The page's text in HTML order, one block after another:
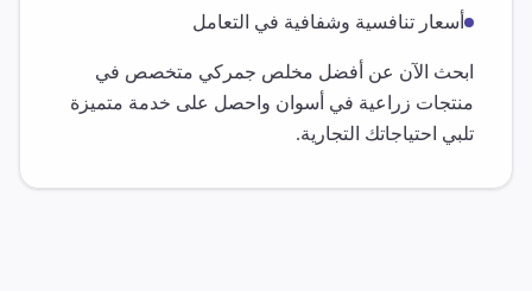
أسعار تنافسية وشفافية في التعامل
ابحث الآن عن أفضل مخلص جمركي متخصص في
منتجات زراعية في أسوان واحصل على خدمة متميزة
تلبي احتياجاتك التجارية.